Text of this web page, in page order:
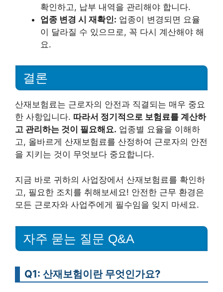
확인하고, 납부 내역을 관리해야 합니다.
업종 변경 시 재확인: 업종이 변경되면 요율
이 달라질 수 있으므로, 꼭 다시 계산해야 해
요.
결론
산재보험료는 근로자의 안전과 직결되는 매우 중요
한 사항입니다. 따라서 정기적으로 보험료를 계산하
고 관리하는 것이 필요해요. 업종별 요율을 이해하
고, 올바르게 산재보험료를 산정하여 근로자의 안전
을 지키는 것이 무엇보다 중요합니다.
지금 바로 귀하의 사업장에서 산재보험료를 확인하
고, 필요한 조치를 취해보세요! 안전한 근무 환경은
모든 근로자와 사업주에게 필수임을 잊지 마세요.
자주 묻는 질문 Q&A
Q1: 산재보험이란 무엇인가요?